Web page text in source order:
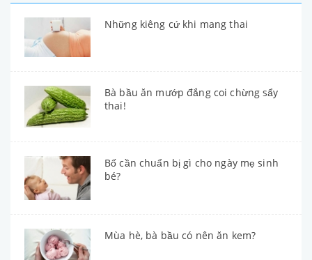
Những kiêng cứ khi mang thai
Bà bầu ăn mướp đắng coi chừng sẩy
thai!
Bố cần chuẩn bị gì cho ngày mẹ sinh
bé?
Mùa hè, bà bầu có nên ăn kem?